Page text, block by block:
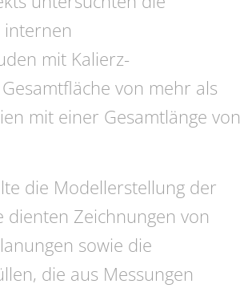
internen
mit Kalierz-
von mehr als
mit einer Gesamtlänge von
die Modellerstellung der
dienten ­Zeichnungen von
sowie die
die aus Messungen